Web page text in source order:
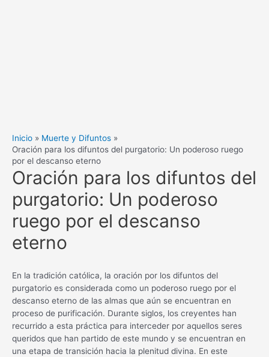
Inicio
Muerte y Difuntos
Oración para los difuntos del purgatorio: Un poderoso ruego
por el descanso eterno
Oración para los difuntos del
purgatorio: Un poderoso
ruego por el descanso
eterno
En la tradición católica, la oración por los difuntos del
purgatorio es considerada como un poderoso ruego por el
descanso eterno de las almas que aún se encuentran en
proceso de purificación. Durante siglos, los creyentes han
recurrido a esta práctica para interceder por aquellos seres
queridos que han partido de este mundo y se encuentran en
una etapa de transición hacia la plenitud divina. En este